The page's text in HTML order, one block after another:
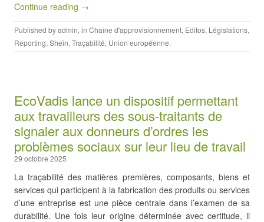
Continue reading →
Published byadmin, in Chaîne d'approvisionnement, Editos, Législations,
Reporting, Shein, Traçabilité, Union européenne.
EcoVadis lance un dispositif permettant
aux travailleurs des sous-traitants de
signaler aux donneurs d’ordres les
problèmes sociaux sur leur lieu de travail
29 octobre 2025
La traçabilité des matières premières, composants, biens et
services qui participent à la fabrication des produits ou services
d’une entreprise est une pièce centrale dans l’examen de sa
durabilité. Une fois leur origine déterminée avec certitude, il